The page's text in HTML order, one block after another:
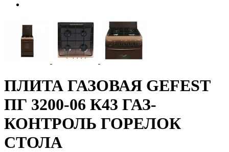
ПЛИТА ГАЗОВАЯ GEFEST
ПГ 3200-06 К43 ГАЗ-
КОНТРОЛЬ ГОРЕЛОК
СТОЛА